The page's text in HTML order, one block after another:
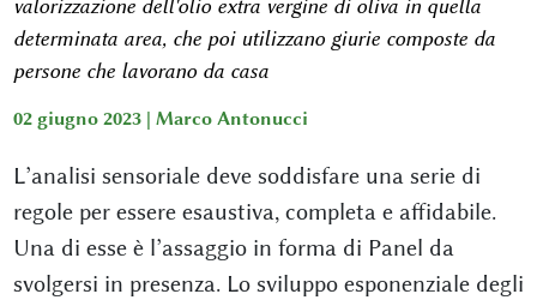
valorizzazione dell'olio extra vergine di oliva in quella
determinata area, che poi utilizzano giurie composte da
persone che lavorano da casa
02 giugno 2023 | Marco Antonucci
L’analisi sensoriale deve soddisfare una serie di
regole per essere esaustiva, completa e affidabile.
Una di esse è l’assaggio in forma di Panel da
svolgersi in presenza. Lo sviluppo esponenziale degli